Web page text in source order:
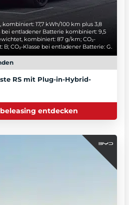
17,7 kWh/100 km plus 3,8
entladener Batterie kombiniert: 9,5
kombiniert: 87 g/km; CO₂-
CO₂-Klasse bei entladener Batterie: G.
RS mit Plug-in-Hybrid-
entdecken